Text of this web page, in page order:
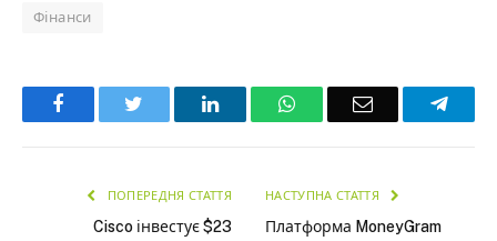
Фінанси
Facebook LinkedInWhatsAppEmail
ПОПЕРЕДНЯ СТАТТЯ
Cisco інвестує $23
НАСТУПНА СТАТТЯ
Платформа MoneyGram